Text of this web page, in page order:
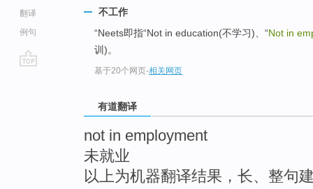
翻译
例句
不工作
“Neets即指“Not in education(不学习)、“Not in
训)。
基于20个网页-相关网页
有道翻译
not in employment
未就业
以上为机器翻译结果，长、整句